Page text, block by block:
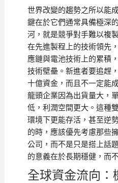
世界改變的趨勢之所以能
鍵在於它們通常具備極深
河，就是競爭對手難以複
在先進製程上的技術領先
應鏈與電池技術上的累積
技術壁壘。新進者要追趕
十億資金，而且不一定能
龍頭企業因為出貨量大，
低，利潤空間更大。這種
環境下更能存活，甚至逆
的時，應該優先考慮那些
公司，而不是只是搭上話
的意義在於長期穩健，而
全球資金流向：